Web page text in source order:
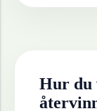
Hur du